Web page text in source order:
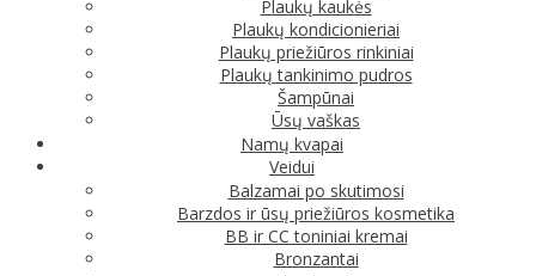
Plaukų kaukės
Plaukų kondicionieriai
Plaukų priežiūros rinkiniai
Plaukų tankinimo pudros
Šampūnai
Ūsų vaškas
Namų kvapai
Veidui
Balzamai po skutimosi
Barzdos ir ūsų priežiūros kosmetika
BB ir CC toniniai kremai
Bronzantai